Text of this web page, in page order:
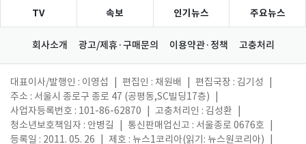
TV 속보 인기뉴스 주요뉴스
회사소개 광고/제휴·구매문의 이용약관·정책 고충처리
대표이사/발행인 : 이영섭 편집인 : 채원배 편집국장 : 김기성
주소 : 서울시 종로구 종로 47 (공평동,SC빌딩17층)
사업자등록번호 : 101-86-62870
고충처리인 : 김성환
청소년보호책임자 : 안병길
통신판매업신고 : 서울종로 0676호
등록일 : 2011. 05. 26
제호 : 뉴스1코리아(읽기: 뉴스원코리아)